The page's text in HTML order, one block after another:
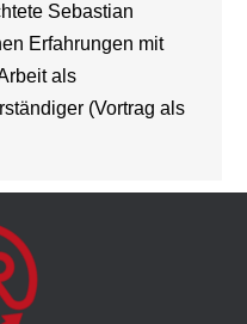
Sebastian
Erfahrungen mit
als
(Vortrag als